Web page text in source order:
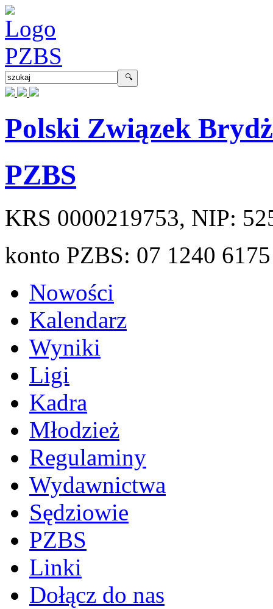
Polski Związek
PZBS
KRS 0000219753, NIP:
konto PZBS: 07 1240
Nowości
Kalendarz
Wyniki
Ligi
Kadra
Młodzież
Regulaminy
Wydawnictwa
Sędziowie
PZBS
Linki
Dołącz do nas